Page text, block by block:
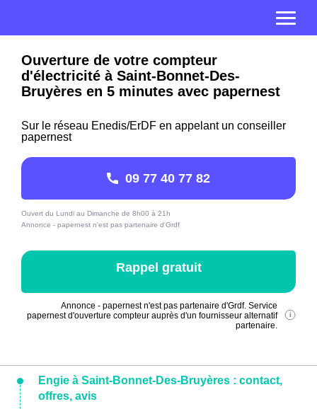
Ouverture de votre compteur
d'électricité à Saint-Bonnet-Des-
Bruyères en 5 minutes avec papernest
Sur le réseau Enedis/ErDF en appelant un conseiller
papernest
09 77 40 77 82
Ouvert du Lundi au Dimanche de 8h00 à 21h
Annonce - papernest n'est pas partenaire d'Grdf
Rappel gratuit
Annonce - papernest n'est pas partenaire d'Grdf. Service
papernest d'ouverture compteur auprès d'un fournisseur alternatif
partenaire.
Engie à Saint-Bonnet-Des-Bruyères : contact,
offres, avis